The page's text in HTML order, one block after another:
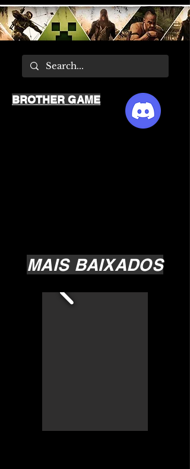
MAIS BAIXADOS
BROTHER GAME